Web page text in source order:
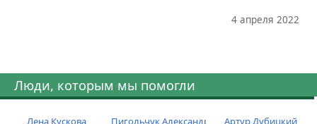
4 апреля 2022
Люди, которым мы помогли
Лена Кускова Пигольчук Александр Артур Дубицкий